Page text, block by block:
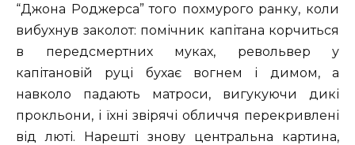
“Джона Роджерса” того похмурого ранку, коли
вибухнув заколот: помічник капітана корчиться
в передсмертних муках, револьвер у
капітановій руці бухає вогнем і димом, а
навколо падають матроси, вигукуючи дикі
прокльони, і їхні звірячі обличчя перекривлені
від люті. Нарешті знову центральна картина,